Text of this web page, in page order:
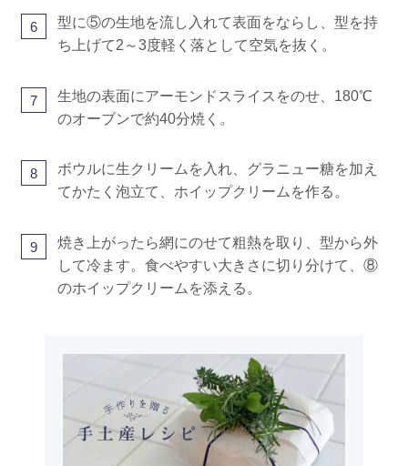
6
型に⑤の生地を流し入れて表面をならし、型を持
ち上げて2～3度軽く落として空気を抜く。
7
生地の表面にアーモンドスライスをのせ、180℃
のオーブンで約40分焼く。
8
ボウルに生クリームを入れ、グラニュー糖を加え
てかたく泡立て、ホイップクリームを作る。
9
焼き上がったら網にのせて粗熱を取り、型から外
して冷ます。食べやすい大きさに切り分けて、⑧
のホイップクリームを添える。